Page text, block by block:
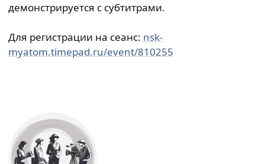
демонстрируется с субтитрами.
Для регистрации на сеанс: nsk-
myatom.timepad.ru/event/810255